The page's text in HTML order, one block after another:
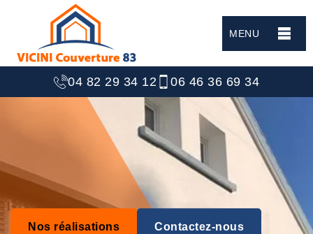
MENU
04 82 29 34 12 06 46 36 69 34
Nos réalisations Contactez-nous